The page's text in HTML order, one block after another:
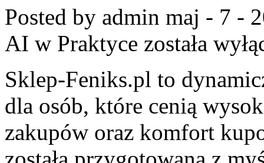
Posted by admin maj - 7 -
AI w Praktyce została
Sklep-Feniks.pl to
dla osób, które cenią
zakupów oraz komfort